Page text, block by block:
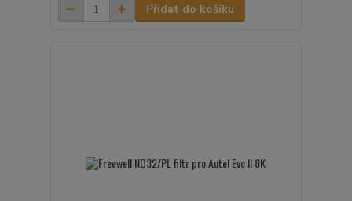
Přidat do košíku